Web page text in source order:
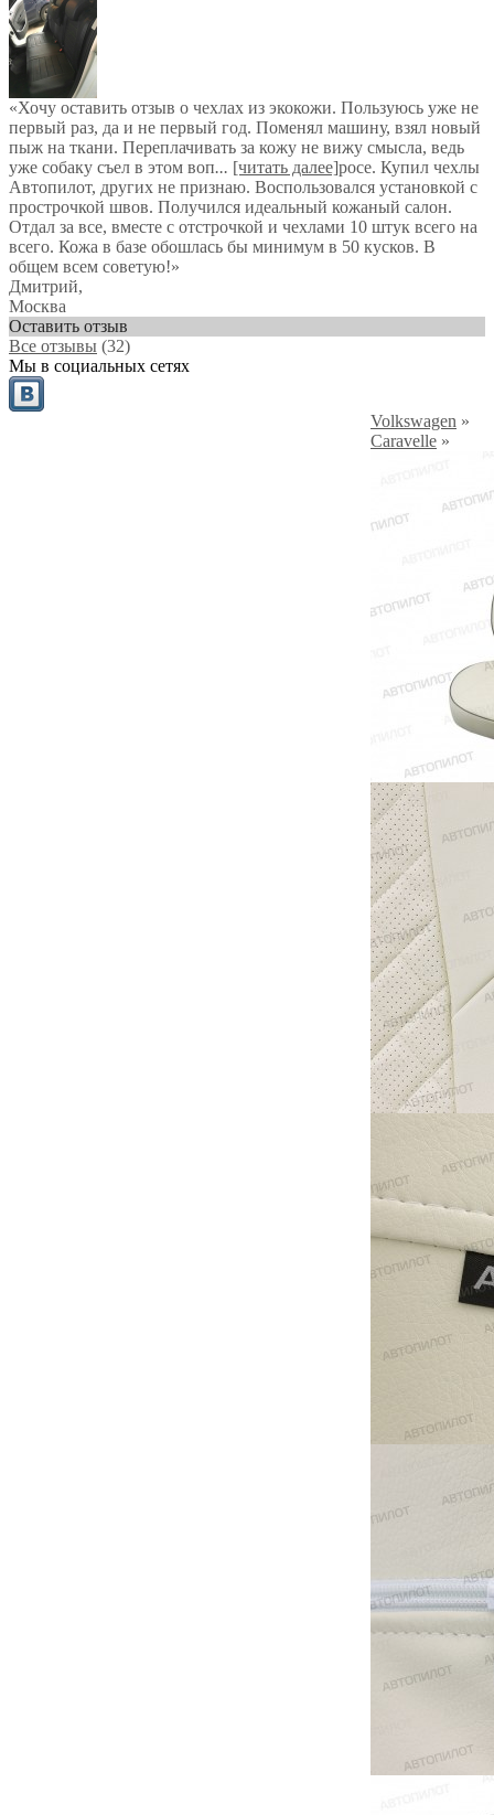
«Хочу оставить отзыв о чехлах из экокожи. Пользуюсь уже не
первый раз, да и не первый год. Поменял машину, взял новый
пыж на ткани. Переплачивать за кожу не вижу смысла, ведь
уже собаку съел в этом воп... [читать далее]росе. Купил чехлы
Автопилот, других не признаю. Воспользовался установкой с
прострочкой швов. Получился идеальный кожаный салон.
Отдал за все, вместе с отстрочкой и чехлами 10 штук всего на
всего. Кожа в базе обошлась бы минимум в 50 кусков. В
общем всем советую!»
Дмитрий,
Москва
Оставить отзыв
Все отзывы (32)
Мы в социальных сетях
Volkswagen »
Caravelle »